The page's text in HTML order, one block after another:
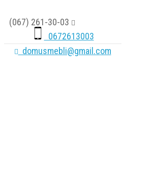
(067) 261-30-03
0672613003
domusmebli@gmail.com